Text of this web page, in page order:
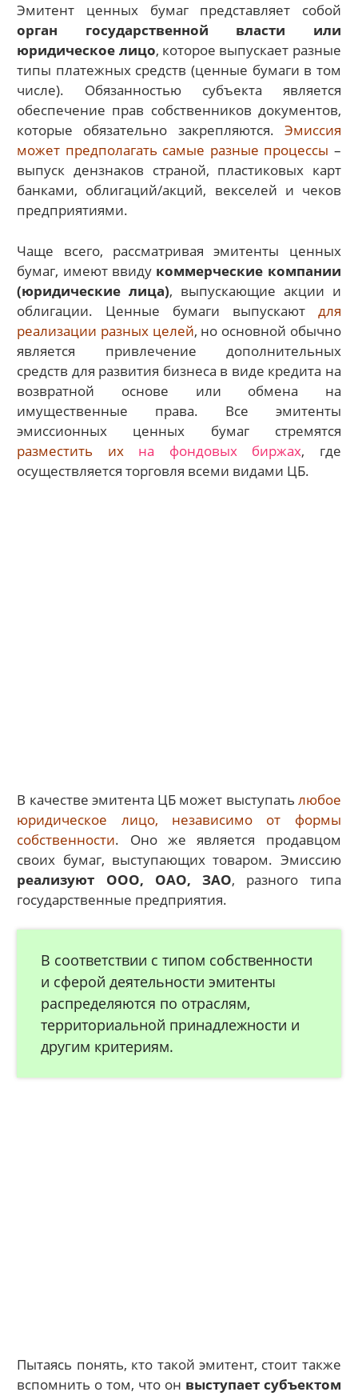
Эмитент ценных бумаг представляет собой
орган государственной власти или
юридическое лицо, которое выпускает разные
типы платежных средств (ценные бумаги в том
числе). Обязанностью субъекта является
обеспечение прав собственников документов,
которые обязательно закрепляются. Эмиссия
может предполагать самые разные процессы –
выпуск дензнаков страной, пластиковых карт
банками, облигаций/акций, векселей и чеков
предприятиями.
Чаще всего, рассматривая эмитенты ценных
бумаг, имеют ввиду коммерческие компании
(юридические лица), выпускающие акции и
облигации. Ценные бумаги выпускают для
реализации разных целей, но основной обычно
является привлечение дополнительных
средств для развития бизнеса в виде кредита на
возвратной основе или обмена на
имущественные права. Все эмитенты
эмиссионных ценных бумаг стремятся
разместить их на фондовых биржах, где
осуществляется торговля всеми видами ЦБ.
В качестве эмитента ЦБ может выступать любое
юридическое лицо, независимо от формы
собственности. Оно же является продавцом
своих бумаг, выступающих товаром. Эмиссию
реализуют ООО, ОАО, ЗАО, разного типа
государственные предприятия.
В соответствии с типом собственности
и сферой деятельности эмитенты
распределяются по отраслям,
территориальной принадлежности и
другим критериям.
Пытаясь понять, кто такой эмитент, стоит также
вспомнить о том, что он выступает субъектом